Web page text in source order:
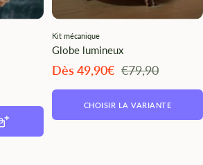
Kit mécanique
Globe lumineux
Angebotspreis
Dès 49,90€ Regulärer
€79,90
CHOISIR LA VARIANTE